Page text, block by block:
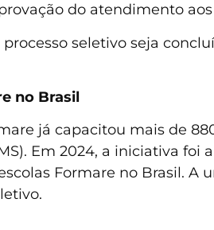
do atendimento
processo seletivo seja
no Brasil
já capacitou mais de
Em 2024, a iniciativa
Formare no Brasil. A